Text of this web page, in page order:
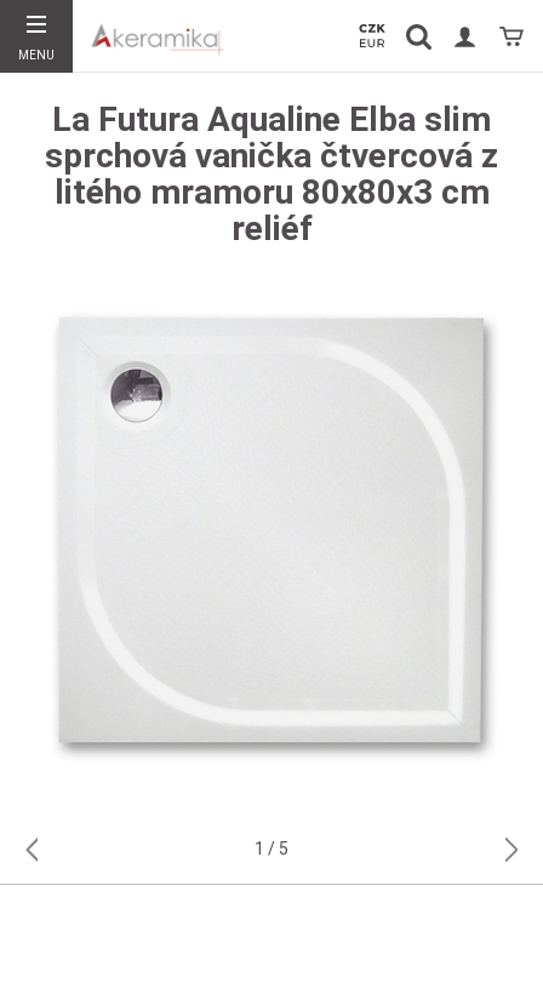
MENU
Vyhledávání Košík
La Futura Aqualine Elba slim
sprchová vanička čtvercová z
litého mramoru 80x80x3 cm
reliéf
1 5